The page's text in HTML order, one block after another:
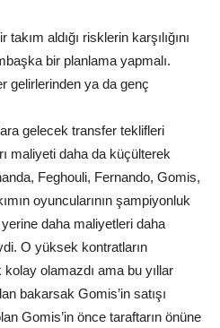
aldığı risklerin karşılığını
bir planlama yapmalı.
gelirlerinden ya da genç
gelecek transfer teklifleri
maliyeti daha da küçülterek
Feghouli, Fernando, Gomis,
oyuncularının şampiyonluk
yerine daha maliyetleri daha
O yüksek kontratların
olamazdı ama bu yıllar
bakarsak Gomis’in satışı
Gomis’in önce taraftarın önüne